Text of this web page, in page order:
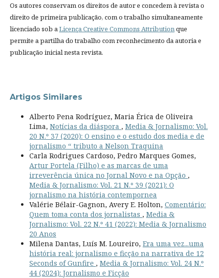
Os autores conservam os direitos de autor e concedem à revista o
direito de primeira publicação, com o trabalho simultaneamente
licenciado sob aLicença Creative Commons Attributionque
permite a partilha do trabalho com reconhecimento da autoria e
publicação inicial nesta revista.
Artigos Similares
Alberto Pena Rodríguez, Maria Érica de Oliveira
Lima, Notícias da diáspora , Media & Jornalismo: Vol.
20 N.º 37 (2020): O ensino e o estudo dos media e de
jornalismo “ tributo a Nelson Traquina
Carla Rodrigues Cardoso, Pedro Marques Gomes,
Artur Portela (Filho) e as marcas de uma
irreverência única no Jornal Novo e na Opção ,
Media & Jornalismo: Vol. 21 N.º 39 (2021): O
jornalismo na história contempornea
Valérie Bélair-Gagnon, Avery E. Holton, Comentário:
Quem toma conta dos jornalistas , Media &
Jornalismo: Vol. 22 N.º 41 (2022): Media & Jornalismo
20 Anos
Milena Dantas, Luís M. Loureiro, Era uma vez...uma
história real: jornalismo e ficção na narrativa de 12
Seconds of Gunfire , Media & Jornalismo: Vol. 24 N.º
44 (2024): Jornalismo e Ficção